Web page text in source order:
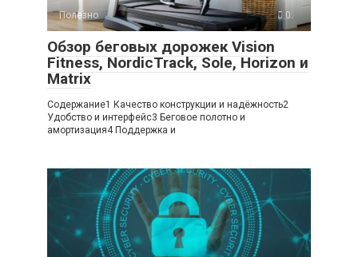
Полезно 0
Обзор беговых дорожек Vision
Fitness, NordicTrack, Sole, Horizon и
Matrix
Содержание1 Качество конструкции и надёжность2
Удобство и интерфейс3 Беговое полотно и
амортизация4 Поддержка и